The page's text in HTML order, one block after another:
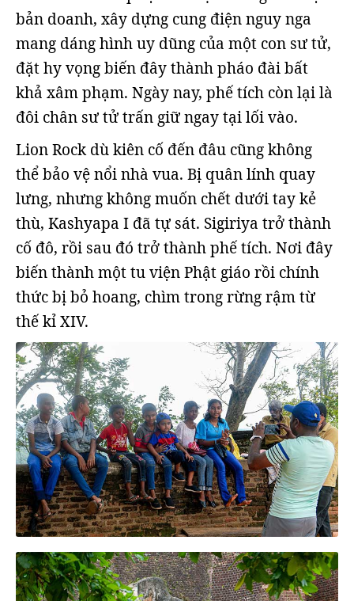
bản doanh, xây dựng cung điện nguy nga
mang dáng hình uy dũng của một con sư tử,
đặt hy vọng biến đây thành pháo đài bất
khả xâm phạm. Ngày nay, phế tích còn lại là
đôi chân sư tử trấn giữ ngay tại lối vào.
Lion Rock dù kiên cố đến đâu cũng không
thể bảo vệ nổi nhà vua. Bị quân lính quay
lưng, nhưng không muốn chết dưới tay kẻ
thù, Kashyapa I đã tự sát. Sigiriya trở thành
cố đô, rồi sau đó trở thành phế tích. Nơi đây
biến thành một tu viện Phật giáo rồi chính
thức bị bỏ hoang, chìm trong rừng rậm từ
thế kỉ XIV.